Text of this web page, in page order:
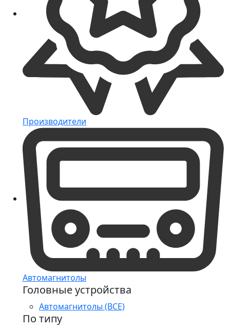
Производители
Автомагнитолы
Головные устройства
Автомагнитолы (ВСЕ)
По типу